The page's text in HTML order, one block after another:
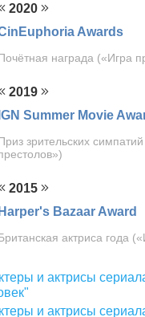
2020
Awards
награда («Игра
2019
IGN Summer Movie
зрительских
2015
Harper's Bazaar Award
актриса года
и актрисы
и актрисы